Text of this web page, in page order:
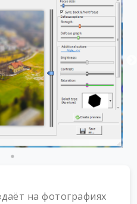
на фотографиях